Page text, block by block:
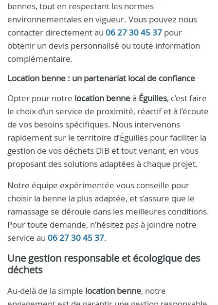
bennes, tout en respectant les normes
environnementales en vigueur. Vous pouvez nous
contacter directement au 06 27 30 45 37 pour
obtenir un devis personnalisé ou toute information
complémentaire.
Location benne : un partenariat local de confiance
Opter pour notre location benneà Éguilles, c’est faire
le choix d’un service de proximité, réactif et à l’écoute
de vos besoins spécifiques. Nous intervenons
rapidement sur le territoire d’Éguilles pour faciliter la
gestion de vos déchets DIB et tout venant, en vous
proposant des solutions adaptées à chaque projet.
Notre équipe expérimentée vous conseille pour
choisir la benne la plus adaptée, et s’assure que le
ramassage se déroule dans les meilleures conditions.
Pour toute demande, n’hésitez pas à joindre notre
service au 06 27 30 45 37.
Une gestion responsable et écologique des
déchets
Au-delà de la simple location benne, notre